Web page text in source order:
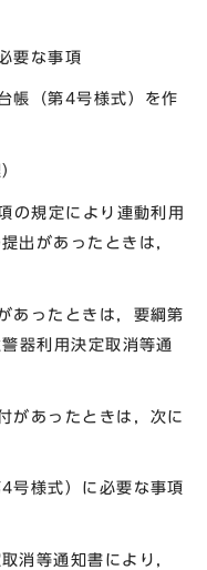
要な事項
帳（第4号様式）を作
規定により連動利用
出があったときは，
あったときは，要綱第
器利用決定取消等通
があったときは，次に
様式）に必要な事項
等通知書により，